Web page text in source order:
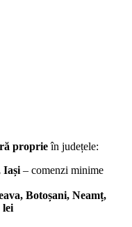
proprieîn județele:
Iași – comenzi minime
Botoșani, Neamț,
lei